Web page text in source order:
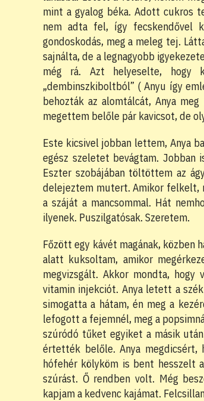
mint a gyalog béka. Adott cukros
nem adta fel, így fecskendővel
gondoskodás, meg a meleg tej.
sajnálta, de a legnagyobb
még rá. Azt helyeselte, hogy
„dembinszkiboltból” ( Anyu így
behozták az alomtálcát, Anya
megettem belőle pár kavicsot, de
Este kicsivel jobban lettem, Anya
egész szeletet bevágtam.
Eszter szobájában töltöttem az
delejeztem mutert. Amikor felkelt,
a száját a mancsommal. Hát
ilyenek. Puszilgatósak. Szeretem.
Főzött egy kávét magának, közben
alatt kuksoltam, amikor
megvizsgált. Akkor mondta,
vitamin injekciót. Anya letett a
simogatta a hátam, én meg a
lefogott a fejemnél, meg a
szúródó tűket egyiket a másik
értették belőle. Anya megdicsért,
hófehér kölyköm is bent hesszelt
szúrást. Ő rendben volt. Még
kapjam a kedvenc kajámat.